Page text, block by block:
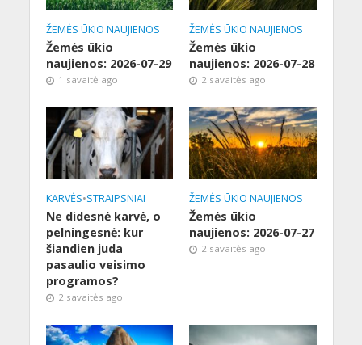
ŽEMĖS ŪKIO NAUJIENOS
Žemės ūkio
naujienos: 2026-07-29
1 savaitė ago
ŽEMĖS ŪKIO NAUJIENOS
Žemės ūkio
naujienos: 2026-07-28
2 savaitės ago
KARVĖS•STRAIPSNIAI
Ne didesnė karvė, o
pelningesnė: kur
šiandien juda
pasaulio veisimo
programos?
2 savaitės ago
ŽEMĖS ŪKIO NAUJIENOS
Žemės ūkio
naujienos: 2026-07-27
2 savaitės ago